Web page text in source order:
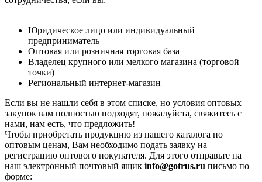
Юридическое лицо или индивидуальный
предприниматель
Оптовая или розничная торговая база
Владелец крупного или мелкого магазина (торговой
точки)
Региональный интернет-магазин
Если вы не нашли себя в этом списке, но условия оптовых
закупок вам полностью подходят, пожалуйста, свяжитесь с
нами, нам есть, что предложить!
Чтобы приобретать продукцию из нашего каталога по
оптовым ценам, Вам необходимо подать заявку на
регистрацию оптового покупателя. Для этого отправьте на
наш электронный почтовый ящик info@gotrus.ru письмо по
форме: